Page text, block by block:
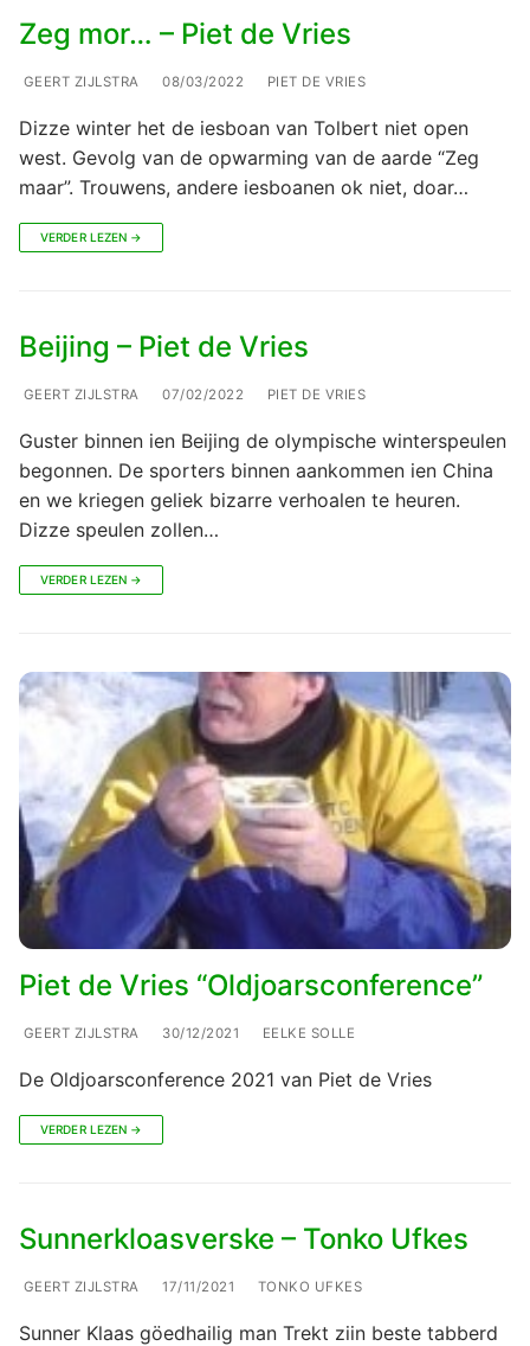
Zeg mor… – Piet de Vries
GEERT ZIJLSTRA 08/03/2022 PIET DE VRIES
Dizze winter het de iesboan van Tolbert niet open
west. Gevolg van de opwarming van de aarde “Zeg
maar”. Trouwens, andere iesboanen ok niet, doar…
VERDER LEZEN →
Beijing – Piet de Vries
GEERT ZIJLSTRA 07/02/2022 PIET DE VRIES
Guster binnen ien Beijing de olympische winterspeulen
begonnen. De sporters binnen aankommen ien China
en we kriegen geliek bizarre verhoalen te heuren.
Dizze speulen zollen…
VERDER LEZEN →
Piet de Vries “Oldjoarsconference”
GEERT ZIJLSTRA 30/12/2021 EELKE SOLLE
De Oldjoarsconference 2021 van Piet de Vries
VERDER LEZEN →
Sunnerkloasverske – Tonko Ufkes
GEERT ZIJLSTRA 17/11/2021 TONKO UFKES
Sunner Klaas göedhailig man Trekt ziin beste tabberd